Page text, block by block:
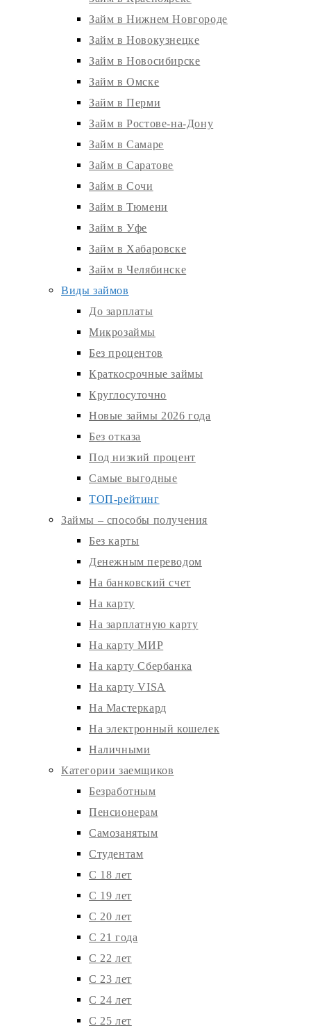
Займ в Нижнем Новгороде
Займ в Новокузнецке
Займ в Новосибирске
Займ в Омске
Займ в Перми
Займ в Ростове-на-Дону
Займ в Самаре
Займ в Саратове
Займ в Сочи
Займ в Тюмени
Займ в Уфе
Займ в Хабаровске
Займ в Челябинске
Виды займов
До зарплаты
Микрозаймы
Без процентов
Краткосрочные займы
Круглосуточно
Новые займы 2026 года
Без отказа
Под низкий процент
Самые выгодные
ТОП-рейтинг
Займы – способы получения
Без карты
Денежным переводом
На банковский счет
На карту
На зарплатную карту
На карту МИР
На карту Сбербанка
На карту VISA
На Мастеркард
На электронный кошелек
Наличными
Категории заемщиков
Безработным
Пенсионерам
Самозанятым
Студентам
С 18 лет
С 19 лет
С 20 лет
С 21 года
С 22 лет
С 23 лет
С 24 лет
С 25 лет